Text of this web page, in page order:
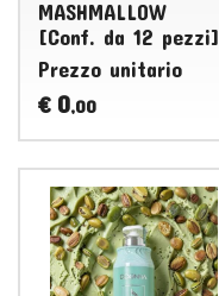
MASHMALLOW
[Conf. da 12 pezzi]
Prezzo unitario
€ 0,00